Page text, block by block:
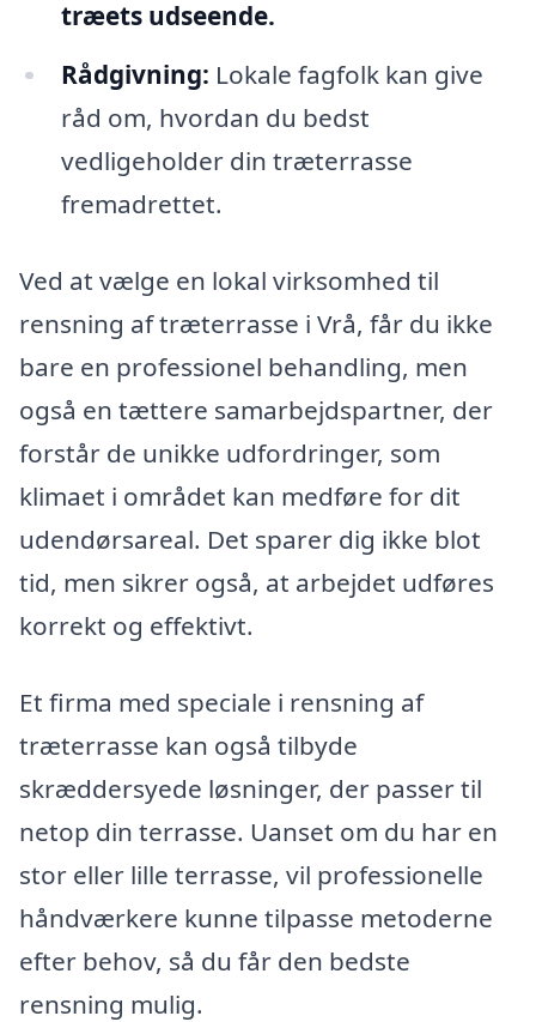
træets udseende.
Rådgivning: Lokale fagfolk kan give
råd om, hvordan du bedst
vedligeholder din træterrasse
fremadrettet.
Ved at vælge en lokal virksomhed til
rensning af træterrasse i Vrå, får du ikke
bare en professionel behandling, men
også en tættere samarbejdspartner, der
forstår de unikke udfordringer, som
klimaet i området kan medføre for dit
udendørsareal. Det sparer dig ikke blot
tid, men sikrer også, at arbejdet udføres
korrekt og effektivt.
Et firma med speciale i rensning af
træterrasse kan også tilbyde
skræddersyede løsninger, der passer til
netop din terrasse. Uanset om du har en
stor eller lille terrasse, vil professionelle
håndværkere kunne tilpasse metoderne
efter behov, så du får den bedste
rensning mulig.